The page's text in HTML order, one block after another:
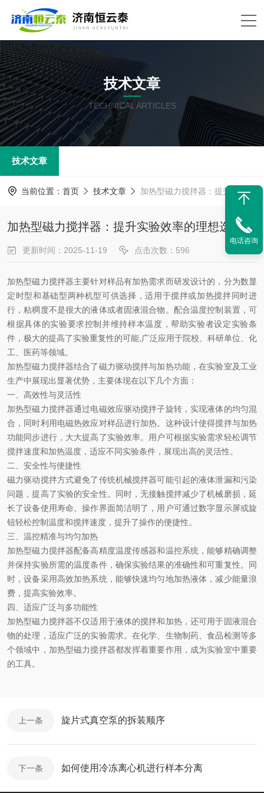
技术文章
TECHNICAL ARTICLES
技术文章
当前位置： 首页 技术文章 加热型磁力搅拌器：提升实验效率的理想选择。
加热型磁力搅拌器：提升实验效率的理想选择。
更新时间：2025-11-19 点击次数：596
加热型磁力搅拌器主要针对样品有加热需求而研发设计的，分为数显
定时型和基础型两种机型可供选择，适用于搅拌或加热搅拌同时进
行，粘稠度不是很大的液体或者固液混合物。配合温度控制装置，可
根据具体的实验要求控制并维持样本温度，帮助实验者设定实验条
件，极大的提高了实验重复性的可能,广泛应用于院校、科研单位、化
工、医药等领域。
加热型磁力搅拌器结合了磁力驱动搅拌与加热功能，在实验室及工业
生产中展现出显著优势，主要体现在以下几个方面：
一、高效性与灵活性
加热型磁力搅拌器通过电磁效应驱动搅拌子旋转，实现液体的均匀混
合，同时利用电磁热效应对样品进行加热。这种设计使得搅拌与加热
功能同步进行，大大提高了实验效率。用户可根据实验需求轻松调节
搅拌速度和加热温度，适应不同实验条件，展现出高的灵活性。
二、安全性与便捷性
磁力驱动搅拌方式避免了传统机械搅拌器可能引起的液体泄漏和污染
问题，提高了实验的安全性。同时，无接触搅拌减少了机械磨损，延
长了设备使用寿命。操作界面简洁明了，用户可通过数字显示屏或旋
钮轻松控制温度和搅拌速度，提升了操作的便捷性。
三、温控精准与均匀加热
加热型磁力搅拌器配备高精度温度传感器和温控系统，能够精确调整
并保持实验所需的温度条件，确保实验结果的准确性和可重复性。同
时，设备采用高效加热系统，能够快速均匀地加热液体，减少能量浪
费，提高实验效率。
四、适应广泛与多功能性
加热型磁力搅拌器不仅适用于液体的搅拌和加热，还可用于固液混合
物的处理，适应广泛的实验需求。在化学、生物制药、食品检测等多
个领域中，加热型磁力搅拌器都发挥着重要作用，成为实验室中重要
的工具。
上一条 旋片式真空泵的拆装顺序
下一条 如何使用冷冻离心机进行样本分离
电话咨询